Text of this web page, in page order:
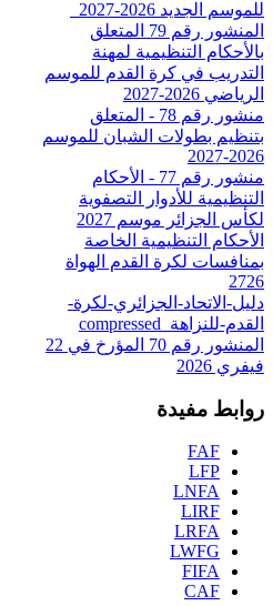
للموسم الجديد 2026-2027_
المنشور رقم 79 المتعلق
بالأحكام التنظيمية لمهنة
التدريب في كرة القدم للموسم
الرياضي 2026-2027
منشور رقم 78 - المتعلق
بتنظيم بطولات الشبان للموسم
2026-2027
منشور رقم 77 - الأحكام
التنظيمية للأدوار التصفوية
لكأس الجزائر موسم 2027
الأحكام التنظيمية الخاصة
بمنافسات لكرة القدم الهواة
2726
دليل-الاتحاد-الجزائري-لكرة-
القدم-للنزاهة_compressed
المنشور رقم 70 المؤرخ في 22
فيفري 2026
روابط مفيدة
FAF
LFP
LNFA
LIRF
LRFA
LWFG
FIFA
CAF